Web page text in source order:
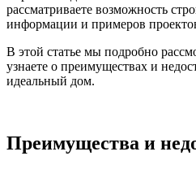
рассматриваете возможность
информации и примеров
В этой статье мы подробно
узнаете о преимуществах и
идеальный дом.
Преимущества и